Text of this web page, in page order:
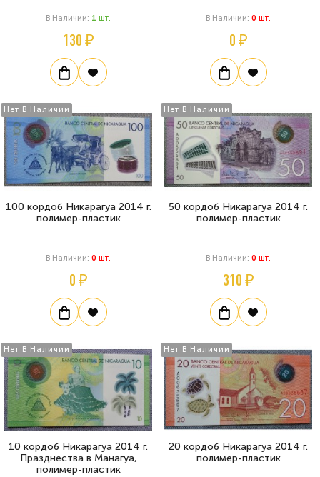
В Наличии: 1 Шт.
130 ₽
В Наличии: 0 Шт.
0 ₽
Нет В Наличии
100 кордоб Никарагуа 2014 г.
полимер-пластик
В Наличии: 0 Шт.
0 ₽
Нет В Наличии
50 кордоб Никарагуа 2014 г.
полимер-пластик
В Наличии: 0 Шт.
310 ₽
Нет В Наличии
10 кордоб Никарагуа 2014 г.
Празднества в Манагуа,
полимер-пластик
Нет В Наличии
20 кордоб Никарагуа 2014 г.
полимер-пластик